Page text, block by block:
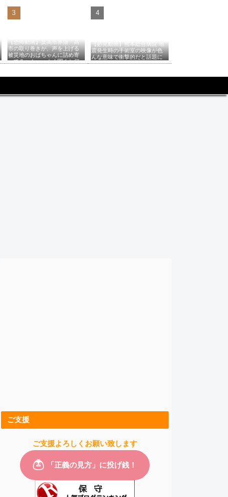
【恐怖動画】反高市界隈「高
市の取り巻きが、声を上げる
被災地のおばちゃんに詰め寄
ってるぅ！」→よく聞くと何
【必見動画】熊本総合病院 地
震発生時の手術室の映像が色
んな意味で衝撃的だと話題に
ご支援
ご支援よろしくお願い致します